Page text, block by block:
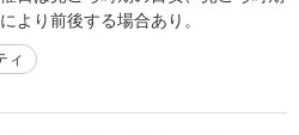
より前後する場合あり。
ィ